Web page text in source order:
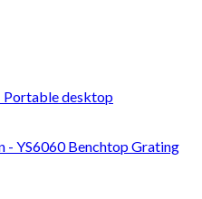
Portable desktop